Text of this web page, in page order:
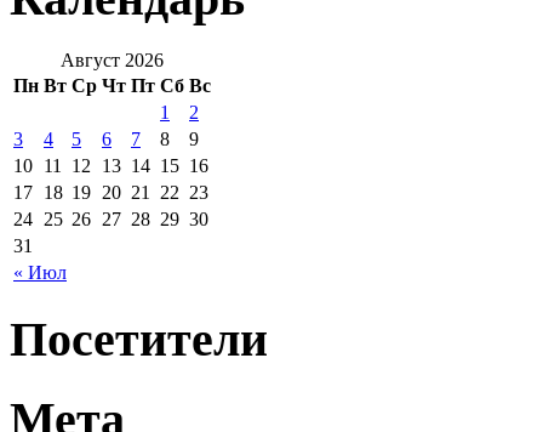
Август 2026
Пн Вт Ср Чт Пт Сб Вс
« Июл
1
2
3
4 5 6 7 8
9
10 11 12 13 14 15 16
17 18 19 20 21 22 23
24 25 26 27 28 29 30
31
Посетители
Мета